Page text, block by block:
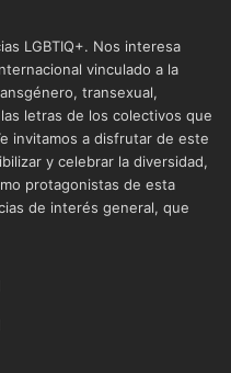
LGBTIQ+. Nos interesa
vinculado a la
transexual,
letras de los colectivos que
invitamos a disfrutar de este
y celebrar la diversidad,
protagonistas de esta
de interés general, que